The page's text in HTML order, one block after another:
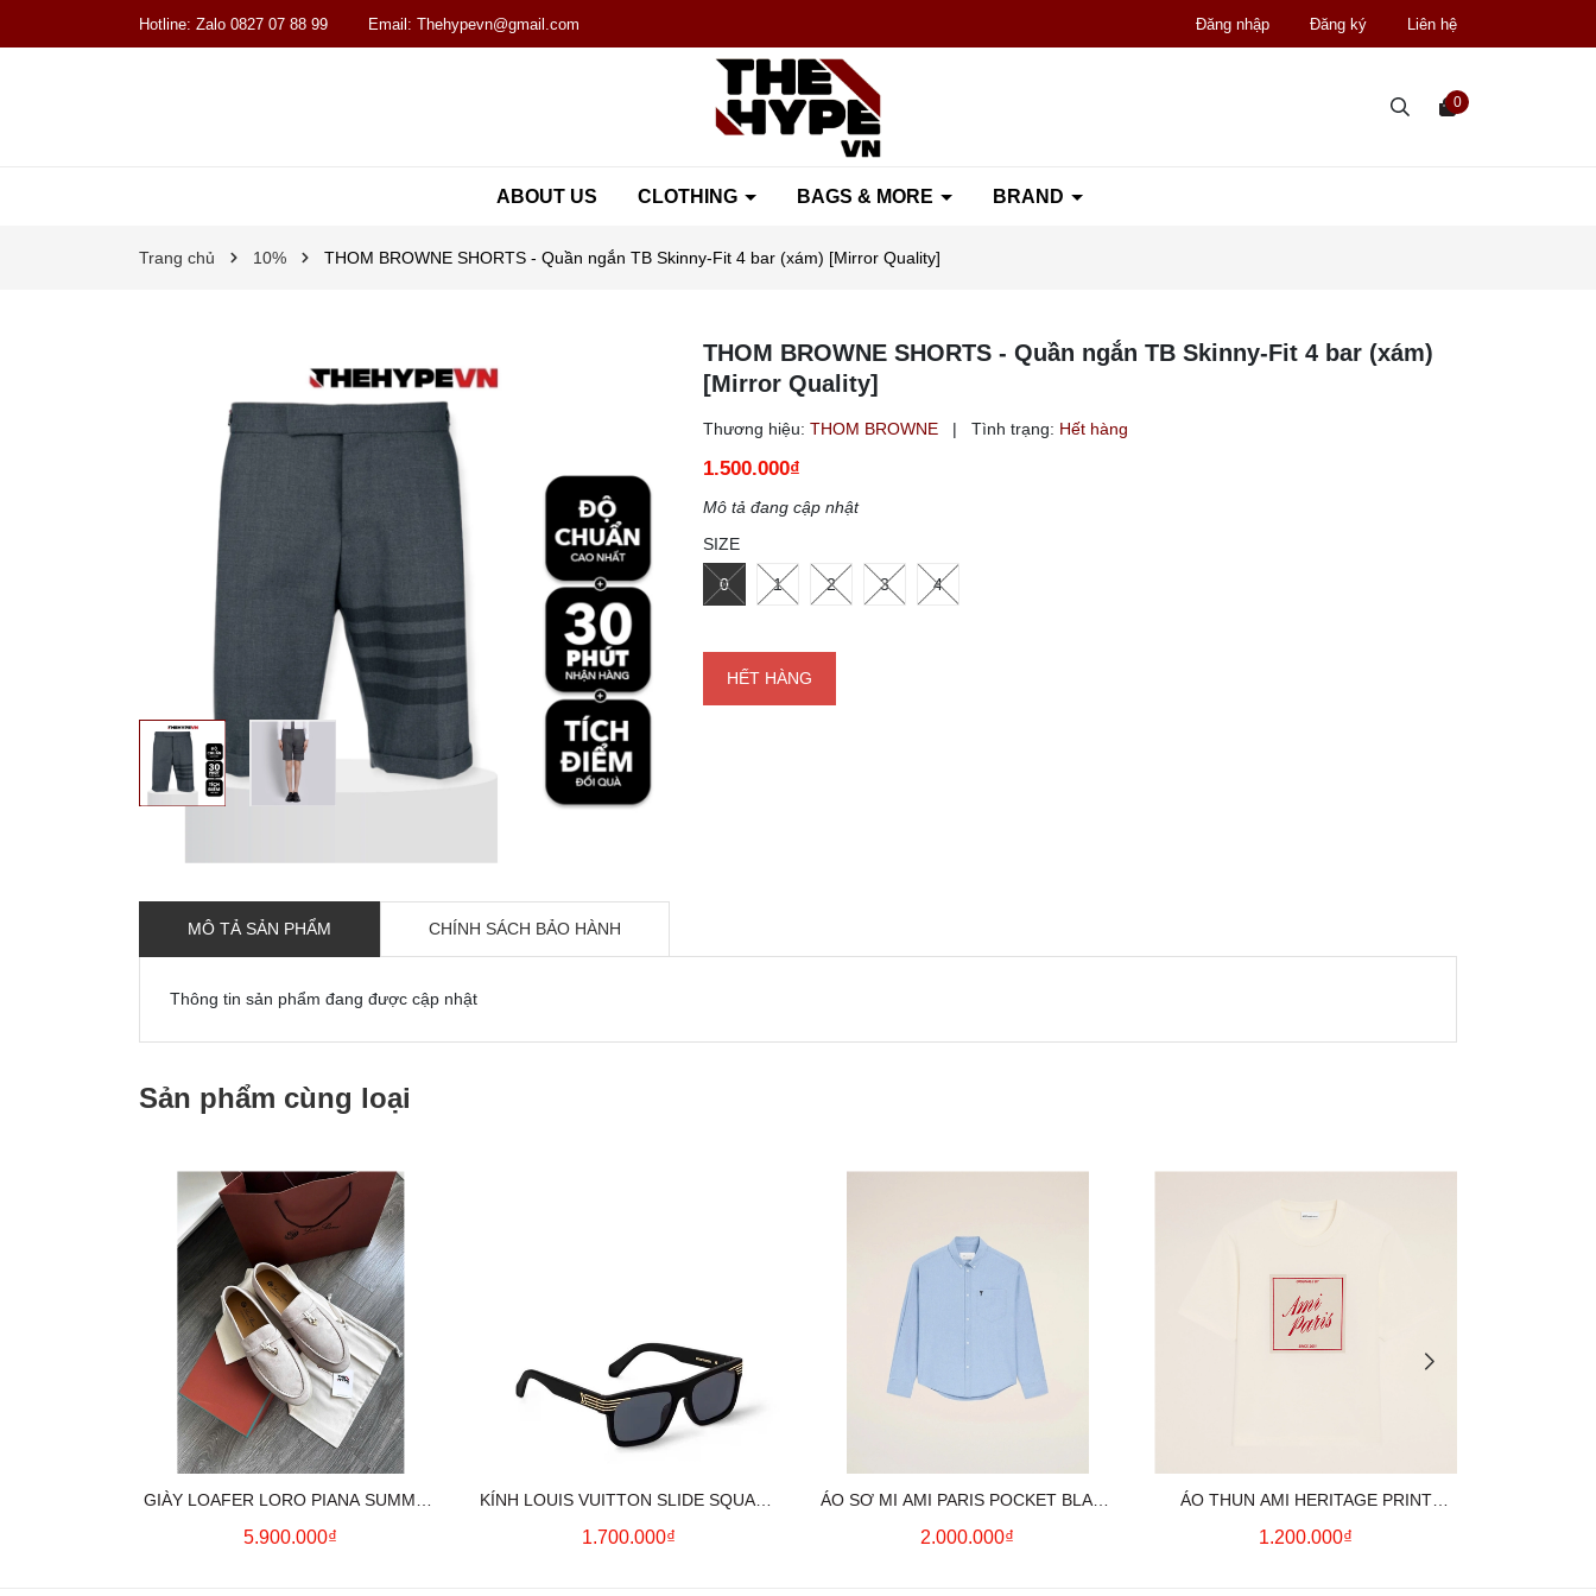
Hotline: Zalo 0827 07 88 99 Email: Thehypevn@gmail.com Đăng nhập Đăng ký Liên hệ
ABOUT US CLOTHING BAGS & MORE BRAND
0
Trang chủ 10% THOM BROWNE SHORTS - Quần ngắn TB Skinny-Fit 4 bar (xám) [Mirror Quality]
THOM BROWNE SHORTS - Quần ngắn TB Skinny-Fit 4 bar (xám)
[Mirror Quality]
Thương hiệu: THOM BROWNE | Tình trạng: Hết hàng
1.500.000₫
Mô tả đang cập nhật
SIZE
0 1 2 3 4
HẾT HÀNG
MÔ TẢ SẢN PHẨM CHÍNH SÁCH BẢO HÀNH
Thông tin sản phẩm đang được cập nhật
Sản phẩm cùng loại
GIÀY LOAFER LORO PIANA SUMMER
CHARMS (CREAM)
5.900.000₫
KÍNH LOUIS VUITTON SLIDE SQUARE
SUNGLASSES
1.700.000₫
ÁO SƠ MI AMI PARIS POCKET BLACK
HEART LONG SLEEVE (BLUE)
2.000.000₫
ÁO THUN AMI HERITAGE PRINT
(WHITE CREAM)
1.200.000₫